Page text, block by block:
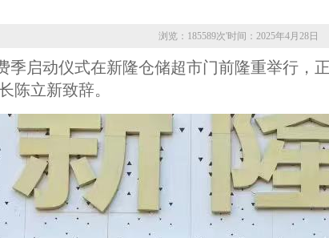
浏览：185589次'时间：2025年4月28日
季启动仪式在新隆仓储超市门前隆重举行
陈立新致辞。